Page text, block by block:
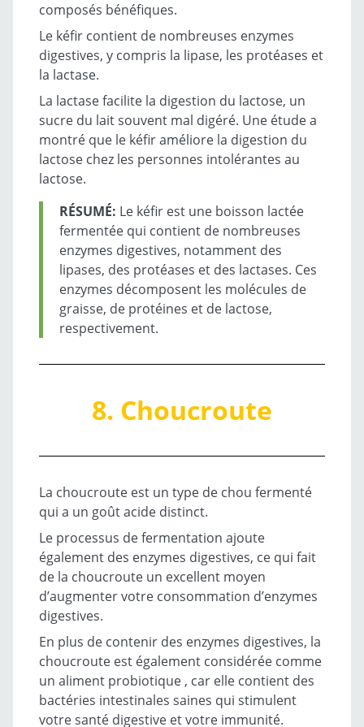
composés bénéfiques.
Le kéfir contient de nombreuses enzymes
digestives, y compris la lipase, les protéases et
la lactase.
La lactase facilite la digestion du lactose, un
sucre du lait souvent mal digéré. Une étude a
montré que le kéfir améliore la digestion du
lactose chez les personnes intolérantes au
lactose.
RÉSUMÉ: Le kéfir est une boisson lactée
fermentée qui contient de nombreuses
enzymes digestives, notamment des
lipases, des protéases et des lactases. Ces
enzymes décomposent les molécules de
graisse, de protéines et de lactose,
respectivement.
8. Choucroute
La choucroute est un type de chou fermenté
qui a un goût acide distinct.
Le processus de fermentation ajoute
également des enzymes digestives, ce qui fait
de la choucroute un excellent moyen
d’augmenter votre consommation d’enzymes
digestives.
En plus de contenir des enzymes digestives, la
choucroute est également considérée comme
un aliment probiotique , car elle contient des
bactéries intestinales saines qui stimulent
votre santé digestive et votre immunité.